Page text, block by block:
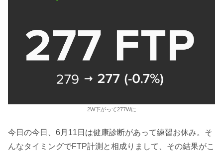
2W下がって277Wに
今日の今日、6月11日は健康診断があって練習お休み。そ
んなタイミングでFTP計測と相成りまして、その結果がこ